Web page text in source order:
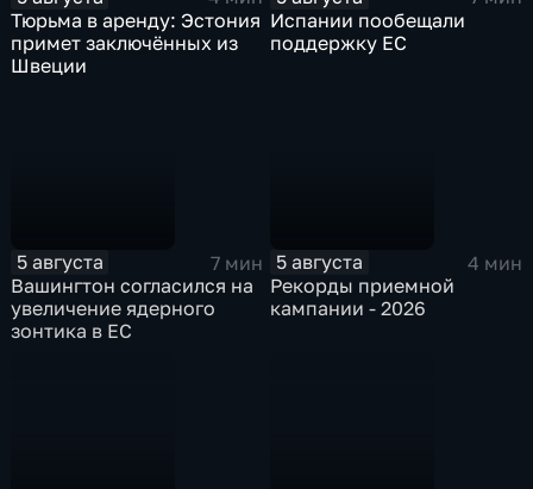
Тюрьма в аренду: Эстония
примет заключённых из
Швеции
Испании пообещали
поддержку ЕС
5 августа
7 мин
Вашингтон согласился на
увеличение ядерного
зонтика в ЕС
5 августа
4 мин
Рекорды приемной
кампании - 2026